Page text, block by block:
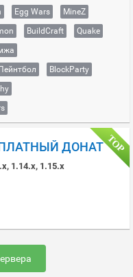
Egg Wars
MineZ
BuildCraft
Quake
BlockParty
ДОНАТ
1.14.x, 1.15.x